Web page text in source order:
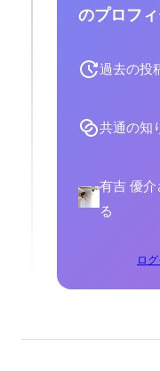
のプロフ
過去の投
共通の知
有吉 優介
る
ロ